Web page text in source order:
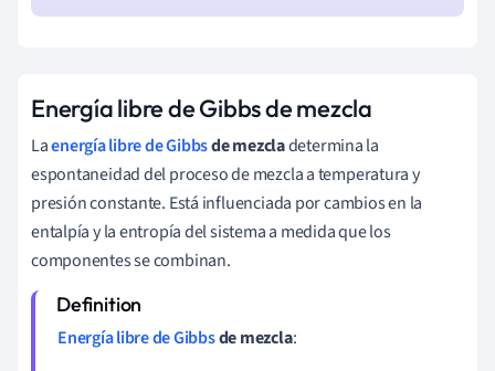
Energía libre de Gibbs de mezcla
Laenergía libre de Gibbsde mezcladetermina la
espontaneidad del proceso de mezcla a temperatura y
presión constante. Está influenciada por cambios en la
entalpía y la entropía del sistema a medida que los
componentes se combinan.
Energía libre de Gibbsde mezcla: